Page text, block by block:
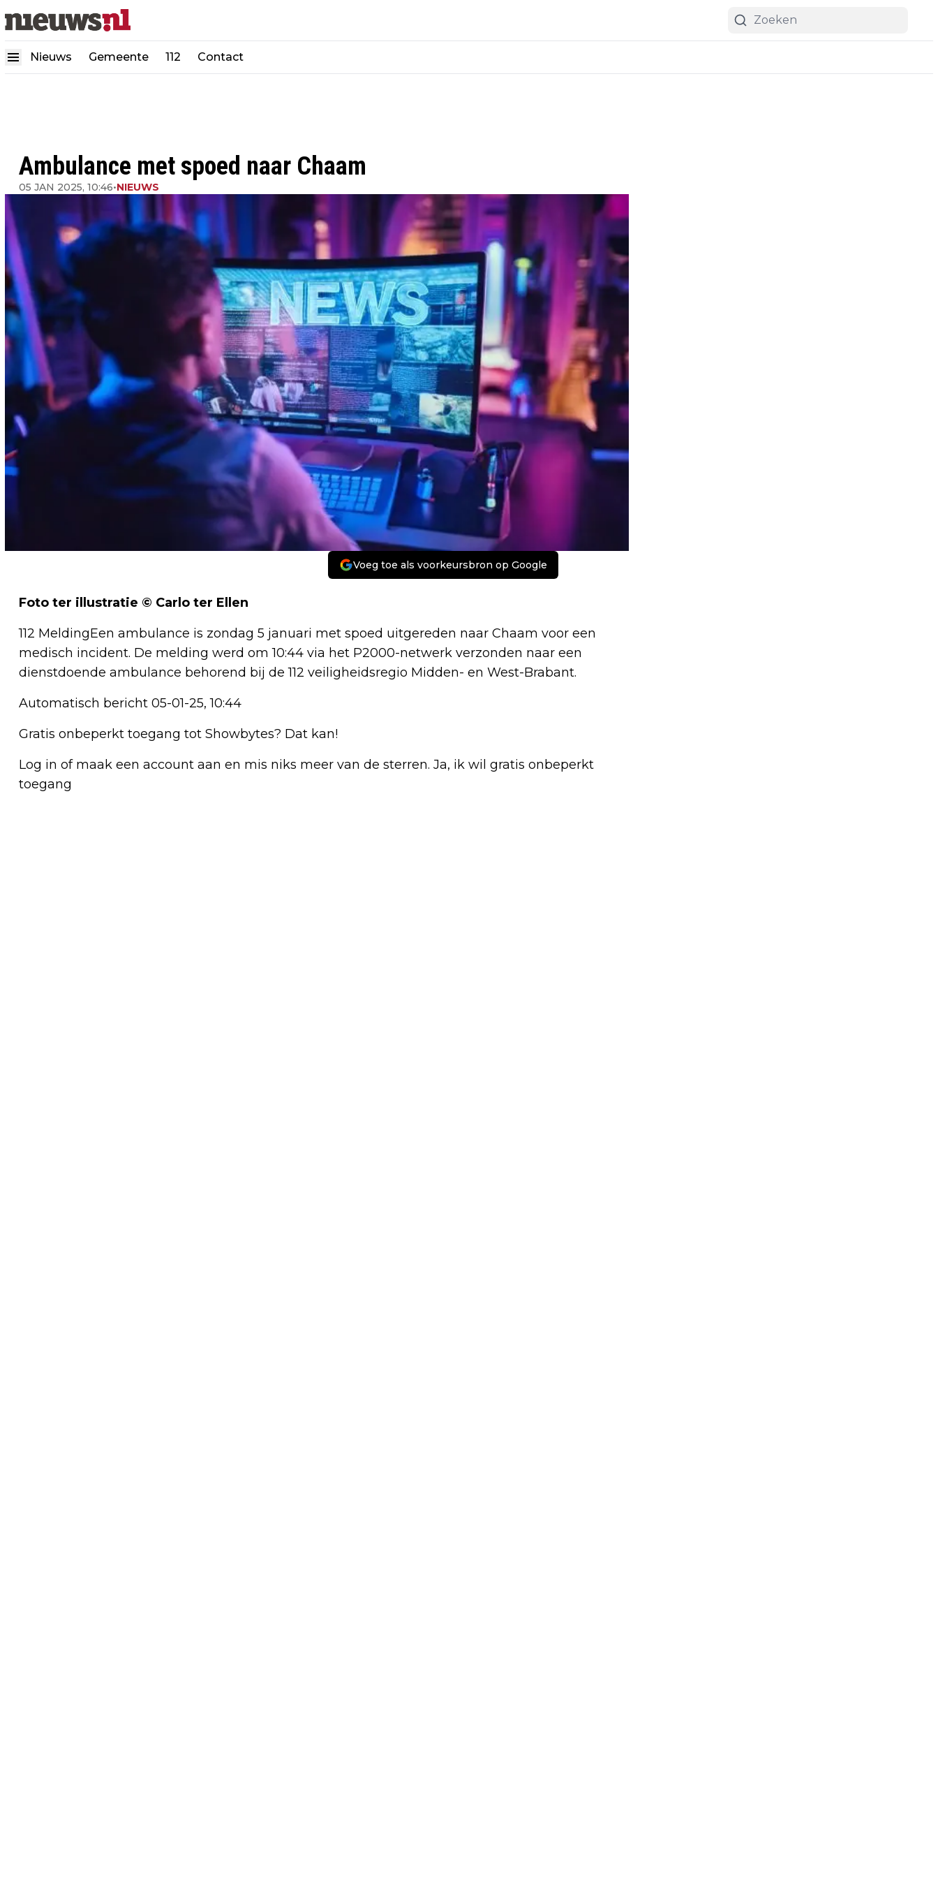
Nieuws Gemeente 112 Contact
Ambulance met spoed naar Chaam
05 JAN 2025, 10:46•NIEUWS
Voeg toe als voorkeursbron op Google
Foto ter illustratie © Carlo ter Ellen
112 MeldingEen ambulance is zondag 5 januari met spoed uitgereden naar Chaam voor een
medisch incident. De melding werd om 10:44 via het P2000-netwerk verzonden naar een
dienstdoende ambulance behorend bij de 112 veiligheidsregio Midden- en West-Brabant.
Automatisch bericht 05-01-25, 10:44
Gratis onbeperkt toegang tot Showbytes? Dat kan!
Log in of maak een account aan en mis niks meer van de sterren. Ja, ik wil gratis onbeperkt
toegang